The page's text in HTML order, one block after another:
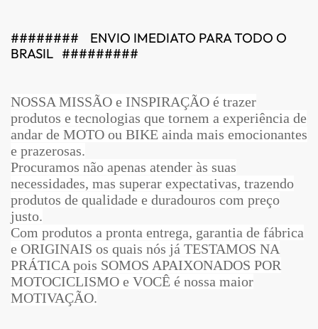
########
ENVIO IMEDIATO PARA TODO O
BRASIL #########
NOSSA MISSÃO e INSPIRAÇÃO é trazer
produtos e tecnologias que tornem a experiência de
andar de MOTO ou BIKE ainda mais emocionantes
e prazerosas.
Procuramos não apenas atender às suas
necessidades, mas superar expectativas, trazendo
produtos de qualidade e duradouros com preço
justo.
Com produtos a pronta entrega, garantia de fábrica
e ORIGINAIS os quais nós já TESTAMOS NA
PRÁTICA pois SOMOS APAIXONADOS POR
MOTOCICLISMO e VOCÊ é nossa maior
MOTIVAÇÃO.